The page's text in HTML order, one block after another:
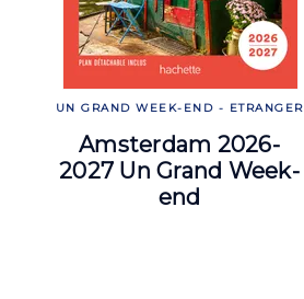
UN GRAND WEEK-END - ETRANGER
Amsterdam 2026-
2027 Un Grand Week-
end